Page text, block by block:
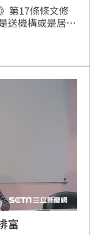
第17條條文修
送機構或是居家
20%以上者等
富